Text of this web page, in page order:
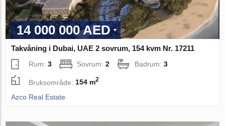
14 000 000 AED
Takvåning i Dubai, UAE 2 sovrum, 154 kvm Nr. 17211
Rum:3 Sovrum:2 Badrum:3
Bruksområde:154 m2
Azco Real Estate